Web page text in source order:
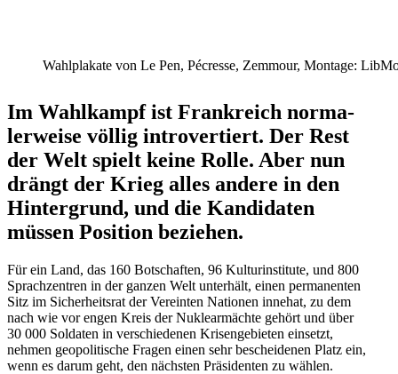
Wahlplakate von Le Pen, Pécresse, Zemmour, Montage:
Im Wahlkampf ist Frank­reich norma­
ler­weise völlig intro­ver­tiert. Der Rest
der Welt spielt keine Rolle. Aber nun
drängt der Krieg alles andere in den
Hinter­grund, und die Kandi­daten
müssen Position beziehen.
Für ein Land, das 160 Botschaften, 96 Kultur­in­stitute, und 800
Sprach­zentren in der ganzen Welt unterhält, einen perma­nenten
Sitz im Sicher­heitsrat der Vereinten Nationen innehat, zu dem
nach wie vor engen Kreis der Nukle­ar­mächte gehört und über
30 000 Soldaten in verschie­denen Krisen­ge­bieten einsetzt,
nehmen geopo­li­tische Fragen einen sehr beschei­denen Platz ein,
wenn es darum geht, den nächsten Präsi­denten zu wählen.